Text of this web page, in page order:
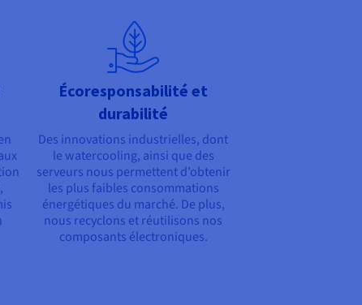
Écoresponsabilité et
durabilité
Des innovations industrielles, dont
le watercooling, ainsi que des
serveurs nous permettent d’obtenir
les plus faibles consommations
énergétiques du marché. De plus,
nous recyclons et réutilisons nos
composants électroniques.